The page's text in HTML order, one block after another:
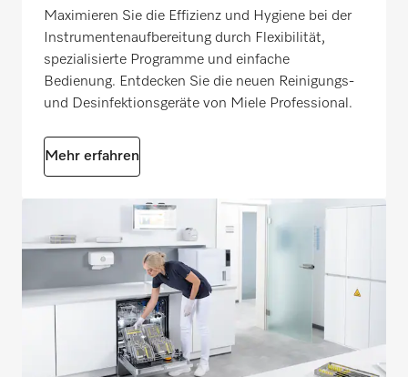
Maximieren Sie die Effizienz und Hygiene bei der
Instrumentenaufbereitung durch Flexibilität,
spezialisierte Programme und einfache
Bedienung. Entdecken Sie die neuen Reinigungs-
und Desinfektionsgeräte von Miele Professional.
Mehr erfahren